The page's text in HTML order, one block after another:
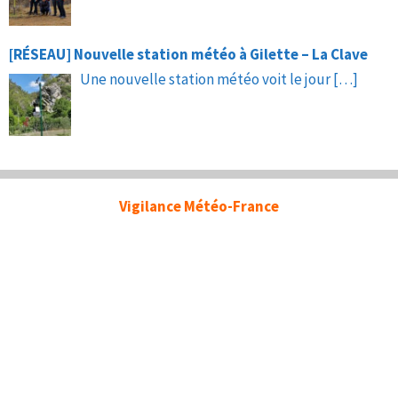
[RÉSEAU] Nouvelle station météo à Gilette – La Clave
Une nouvelle station météo voit le jour[…]
Vigilance Météo-France